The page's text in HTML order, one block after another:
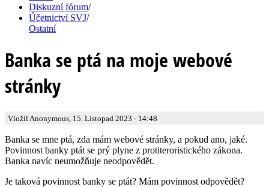
Diskuzní fórum/
Účetnictví SVJ/
Ostatní
Banka se ptá na moje webové
stránky
Vložil Anonymous, 15. Listopad 2023 - 14:48
Banka se mne ptá, zda mám webové stránky, a pokud ano, jaké.
Povinnost banky ptát se prý plyne z protiteroris­tického zákona.
Banka navíc neumožňuje neodpovědět.
Je taková povinnost banky se ptát? Mám povinnost odpovědět?